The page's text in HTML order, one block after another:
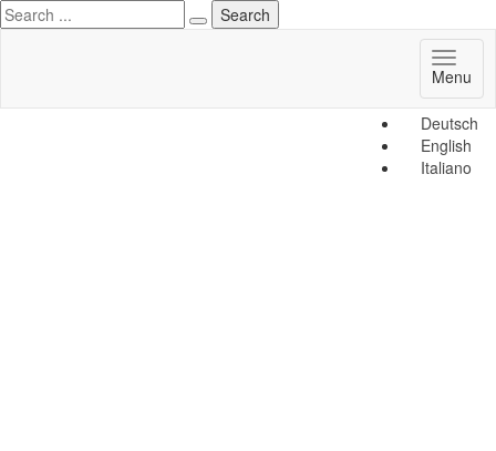
Deutsch
English
Italiano
Menu